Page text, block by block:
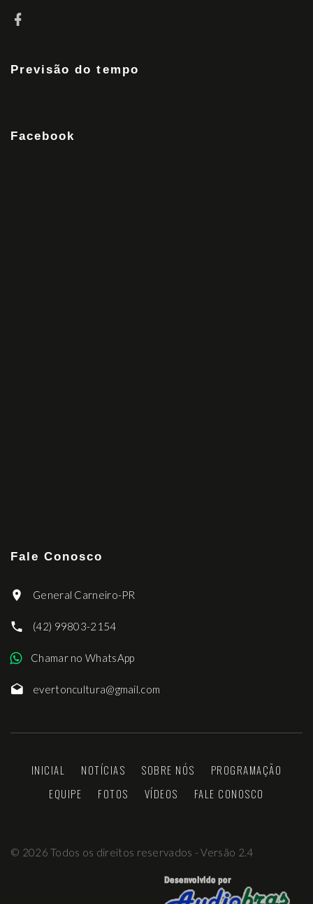
Previsão do tempo
Facebook
Fale Conosco
General Carneiro-PR
(42) 99803-2154
Chamar no WhatsApp
evertoncultura@gmail.com
INICIAL NOTÍCIAS SOBRE NÓS
PROGRAMAÇÃO
EQUIPE
FOTOS VÍDEOS FALE CONOSCO
© 2026 Todos os direitos reservados - Versão 2.4